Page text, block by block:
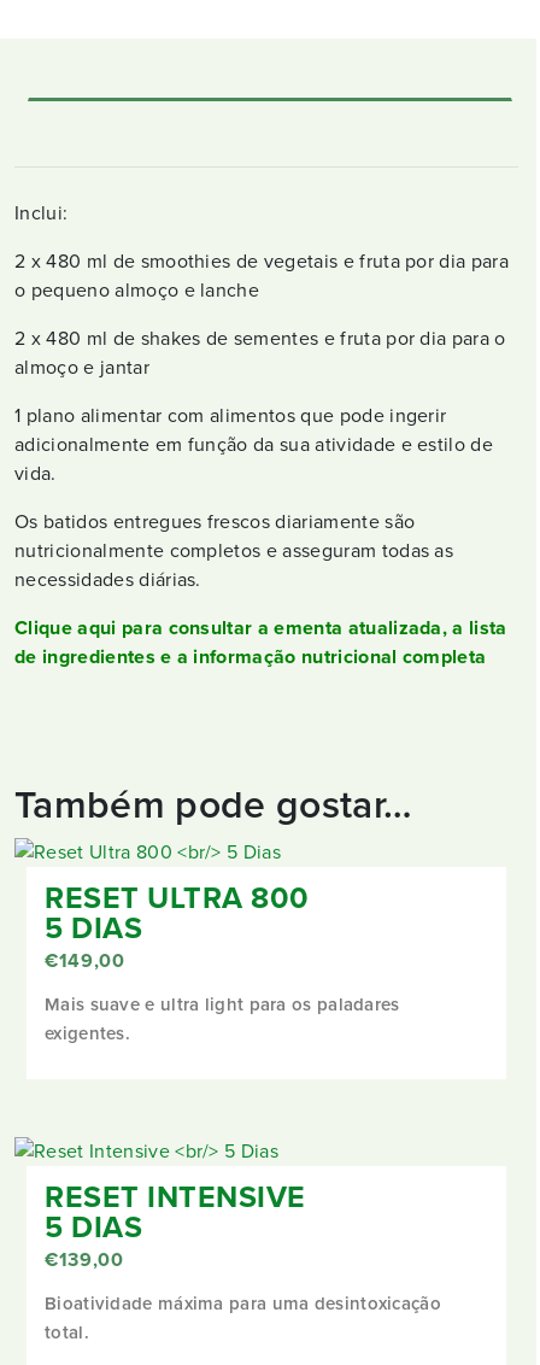
Inclui:
2 x 480 ml de smoothies de vegetais e fruta por dia para
o pequeno almoço e lanche
2 x 480 ml de shakes de sementes e fruta por dia para o
almoço e jantar
1 plano alimentar com alimentos que pode ingerir
adicionalmente em função da sua atividade e estilo de
vida.
Os batidos entregues frescos diariamente são
nutricionalmente completos e asseguram todas as
necessidades diárias.
Clique aqui para consultar a ementa atualizada, a lista
de ingredientes e a informação nutricional completa
Também pode gostar…
RESET ULTRA 800
5 DIAS
€149,00
Mais suave e ultra light para os paladares
exigentes.
RESET INTENSIVE
5 DIAS
€139,00
Bioatividade máxima para uma desintoxicação
total.